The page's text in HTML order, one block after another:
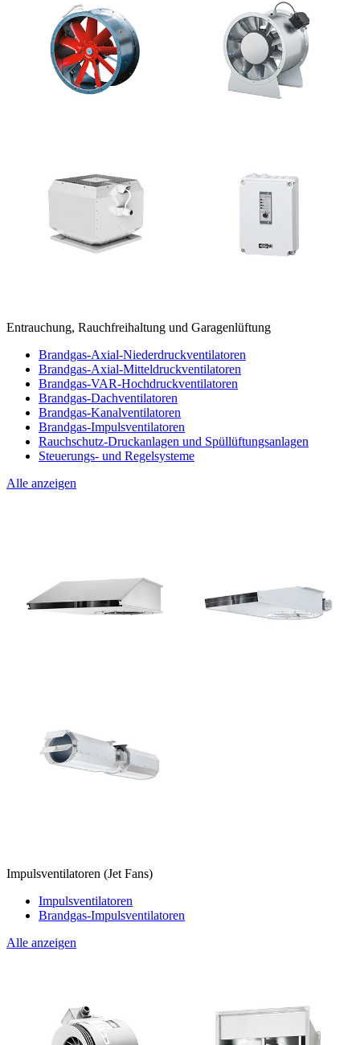
Entrauchung, Rauchfreihaltung und Garagenlüftung
Brandgas-Axial-Niederdruckventilatoren
Brandgas-Axial-Mitteldruckventilatoren
Brandgas-VAR-Hochdruckventilatoren
Brandgas-Dachventilatoren
Brandgas-Kanalventilatoren
Brandgas-Impulsventilatoren
Rauchschutz-Druckanlagen und Spüllüftungsanlagen
Steuerungs- und Regelsysteme
Alle anzeigen
Impulsventilatoren (Jet Fans)
Impulsventilatoren
Brandgas-Impulsventilatoren
Alle anzeigen